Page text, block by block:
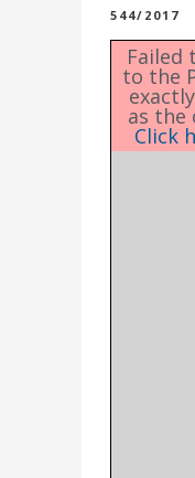
544/2017
Failed
to the
as the
Click